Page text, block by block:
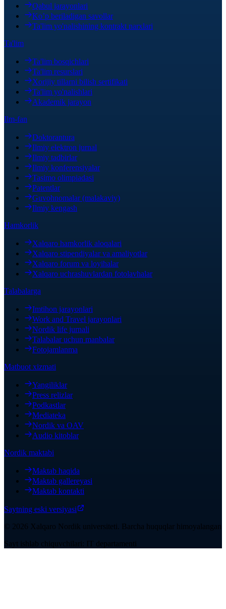
Qabul jarayonlari
Ko’p beriladigan savollar
Ta'lim yo'nalishining kontrakt narxlari
Ta'lim
Ta'lim bosqichlari
Ta'lim resurslari
Xorijiy tillarni bilish sertifikati
Ta'lim yo'nalishlari
Akademik jarayon
Ilm-fan
Doktorantura
Ilmiy elektron jurnal
Ilmiy tadbirlar
Ilmiy konferensiyalar
Tasimo olimpiadasi
Patentlar
Guvohnomalar (malakaviy)
Ilmiy kengash
Hamkorlik
Xalqaro hamkorlik aloqalari
Xalqaro stipendiyalar va amaliyotlar
Xalqaro forum va loyihalar
Xalqaro uchrashuvlardan fotolavhalar
Talabalarga
Imtihon jarayonlari
Work and Travel jarayonlari
Nordik life jurnali
Talabalar uchun manbalar
Fotojamlanma
Matbuot xizmati
Yangiliklar
Press relizlar
Podkastlar
Mediateka
Nordik va OAV
Audio kitoblar
Nordik maktabi
Maktab haqida
Maktab gallereyasi
Maktab kontakti
Saytning eski versiyasi
© 2026 Xalqaro Nordik universiteti. Barcha huquqlar himoyalangan
Sayt ishlab chiquvchilari: IT departamenti